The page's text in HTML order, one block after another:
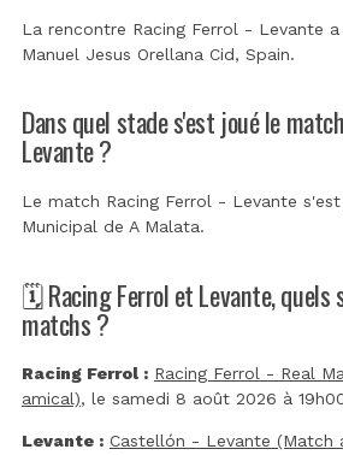
La rencontre Racing Ferrol - Levante
Manuel Jesus Orellana Cid, Spain.
Dans quel stade s'est joué le
Levante ?
Le match Racing Ferrol - Levante
Municipal de A Malata.
🗓️ Racing Ferrol et Levante, quels
matchs ?
Racing Ferrol : Racing Ferrol - Real
amical), le samedi 8 août 2026 à
Levante : Castellón - Levante (Match